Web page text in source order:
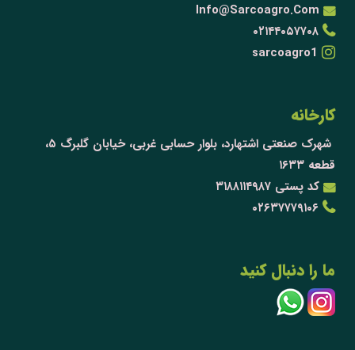
کارخانه
شهرک صنعتی اشتهارد، بلوار حسابی غربی، خیابان گلبرگ ۵،
قطعه ۱۶۳۳
کد پستی ۳۱۸۸۱۱۴۹۸۷
ما را دنبال کنید